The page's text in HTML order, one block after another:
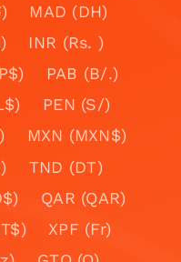
MAD (DH)
IRR (﷼)
INR (Rs. )
PAB (B/.)
PEN (S/)
MXN (MXN$)
TND (DT)
QAR (QAR)
XPF (Fr)